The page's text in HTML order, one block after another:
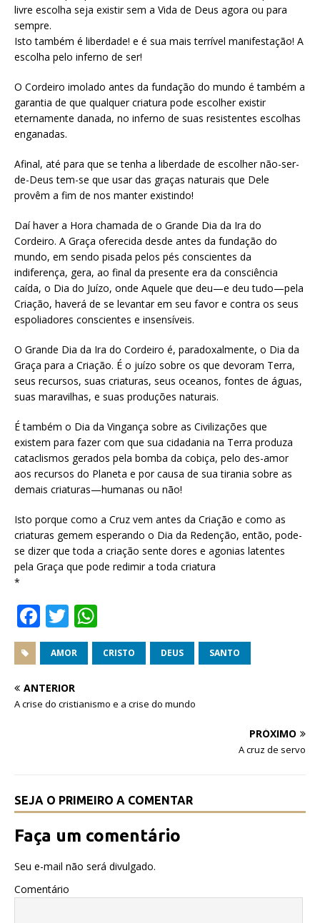
livre escolha seja existir sem a Vida de Deus agora ou para
sempre.
Isto também é liberdade! e é sua mais terrível manifestação! A
escolha pelo inferno de ser!
O Cordeiro imolado antes da fundação do mundo é também a
garantia de que qualquer criatura pode escolher existir
eternamente danada, no inferno de suas resistentes escolhas
enganadas.
Afinal, até para que se tenha a liberdade de escolher não-ser-
de-Deus tem-se que usar das graças naturais que Dele
provêm a fim de nos manter existindo!
Daí haver a Hora chamada de o Grande Dia da Ira do
Cordeiro. A Graça oferecida desde antes da fundação do
mundo, em sendo pisada pelos pés conscientes da
indiferença, gera, ao final da presente era da consciência
caída, o Dia do Juízo, onde Aquele que deu—e deu tudo—pela
Criação, haverá de se levantar em seu favor e contra os seus
espoliadores conscientes e insensíveis.
O Grande Dia da Ira do Cordeiro é, paradoxalmente, o Dia da
Graça para a Criação. É o juízo sobre os que devoram Terra,
seus recursos, suas criaturas, seus oceanos, fontes de águas,
suas maravilhas, e suas produções naturais.
É também o Dia da Vingança sobre as Civilizações que
existem para fazer com que sua cidadania na Terra produza
cataclismos gerados pela bomba da cobiça, pelo des-amor
aos recursos do Planeta e por causa de sua tirania sobre as
demais criaturas—humanas ou não!
Isto porque como a Cruz vem antes da Criação e como as
criaturas gemem esperando o Dia da Redenção, então, pode-
se dizer que toda a criação sente dores e agonias latentes
pela Graça que pode redimir a toda criatura
*
F
a
c
e
b
T
w
it
te
r
h
at
A
AMOR CRISTO DEUS SANTO
ANTERIOR
A crise do cristianismo e a crise do mundo
PRÓXIMO
A cruz de servo
SEJA O PRIMEIRO A COMENTAR
Faça um comentário
Seu e-mail não será divulgado.
Comentário